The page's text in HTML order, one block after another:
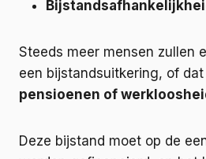
Steeds meer mensen zullen
een bijstandsuitkering, of
pensioenen of
Deze bijstand moet op de